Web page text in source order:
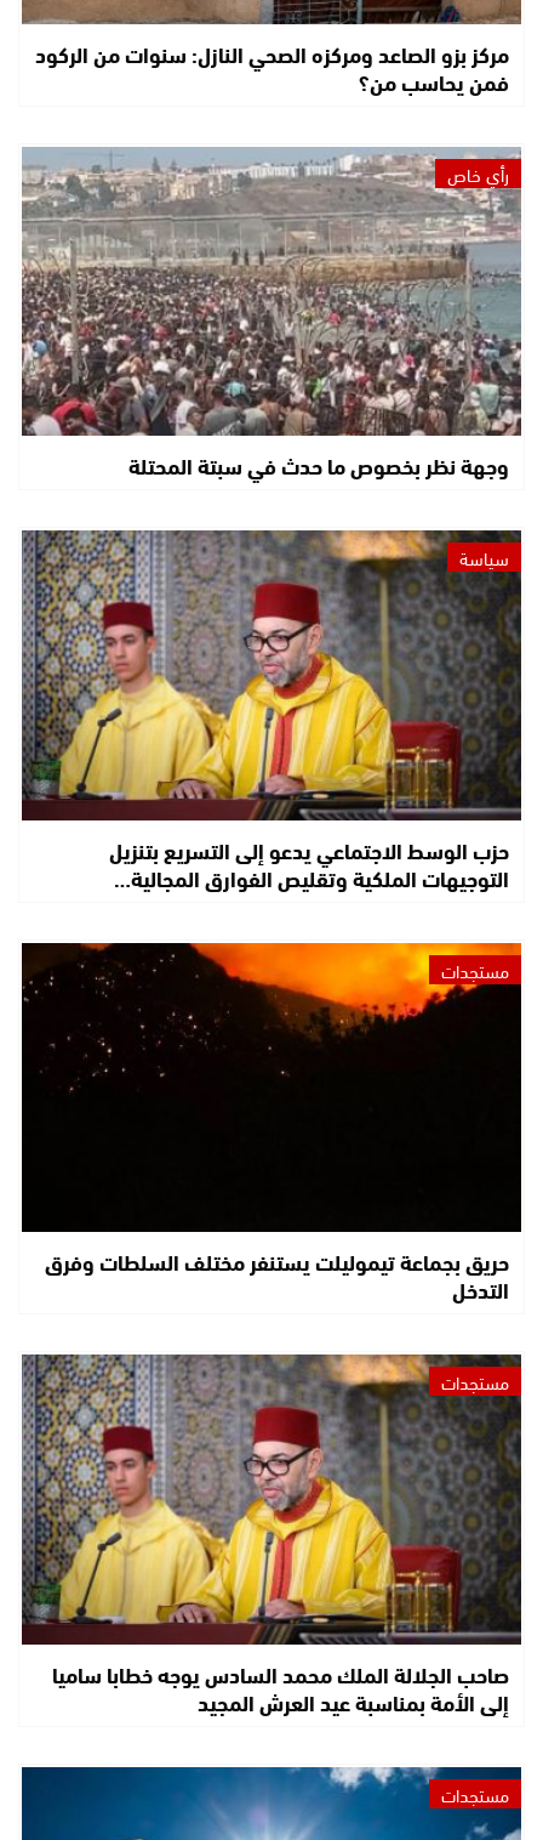
مركز بزو الصاعد ومركزه الصحي النازل: سنوات من الركود
فمن يحاسب من؟
رأي خاص
وجهة نظر بخصوص ما حدث في سبتة المحتلة
سياسة
حزب الوسط الاجتماعي يدعو إلى التسريع بتنزيل
التوجيهات الملكية وتقليص الفوارق المجالية…
مستجدات
حريق بجماعة تيموليلت يستنفر مختلف السلطات وفرق
التدخل
مستجدات
صاحب الجلالة الملك محمد السادس يوجه خطابا ساميا
إلى الأمة بمناسبة عيد العرش المجيد
مستجدات